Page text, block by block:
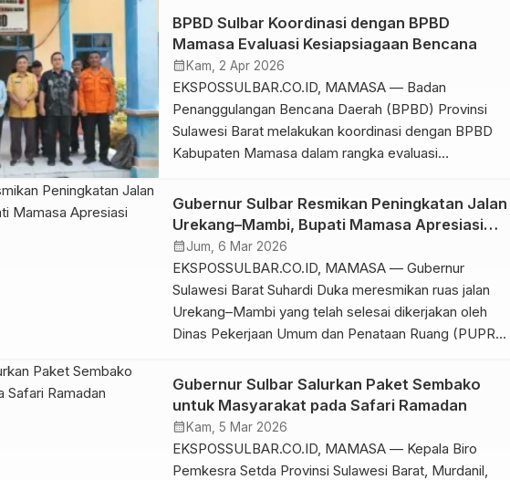
Hal itu disampaikan saat membuka event Bulan
Mamase atau Bulan Kasih Sayang yang
diselenggaraan Pemerintah Kabupaten Mamasa di
Tribun Lapangan Kondosapata Mamasa, Senin, 6 April
2026. “Segera […]
BPBD Sulbar Koordinasi dengan BPBD
Mamasa Evaluasi Kesiapsiagaan Bencana
calendar_month Kam, 2 Apr 2026
EKSPOSSULBAR.CO.ID, MAMASA — Badan
Penanggulangan Bencana Daerah (BPBD) Provinsi
Sulawesi Barat melakukan koordinasi dengan BPBD
Kabupaten Mamasa dalam rangka evaluasi
daerah terhadap potensi bencana. Kegiatan
koordinasi yang dilaksanakan pada Kamis, 2 April 2026
tersebut merupakan bagian dari upaya penguatan
sinergi antara pemerintah provinsi dan pemerintah
kabupaten dalam memperkuat sistem
penanggulangan […]
Gubernur Sulbar Resmikan Peningkatan Jalan
Urekang–Mambi, Bupati Mamasa Apresiasi
Kinerja PUPR
calendar_monthJum, 6 Mar 2026
EKSPOSSULBAR.CO.ID, MAMASA — Gubernur
Sulawesi Barat Suhardi Duka meresmikan ruas jalan
Urekang–Mambi yang telah selesai dikerjakan oleh
Dinas Pekerjaan Umum dan Penataan Ruang (PUPR)
pada Rabu 4 Maret 2026 tersebut menjadi momentum
penting bagi peningkatan konektivitas wilayah di
Kabupaten Mamasa, khususnya bagi masyarakat
Kecamatan Mambi dan sekitarnya. Pekerjaan
peningkatan […]
Gubernur Sulbar Salurkan Paket Sembako
untuk Masyarakat pada Safari Ramadan
calendar_month Kam, 5 Mar 2026
EKSPOSSULBAR.CO.ID, MAMASA — Kepala Biro
Pemkesra Setda Provinsi Sulawesi Barat, Murdanil,